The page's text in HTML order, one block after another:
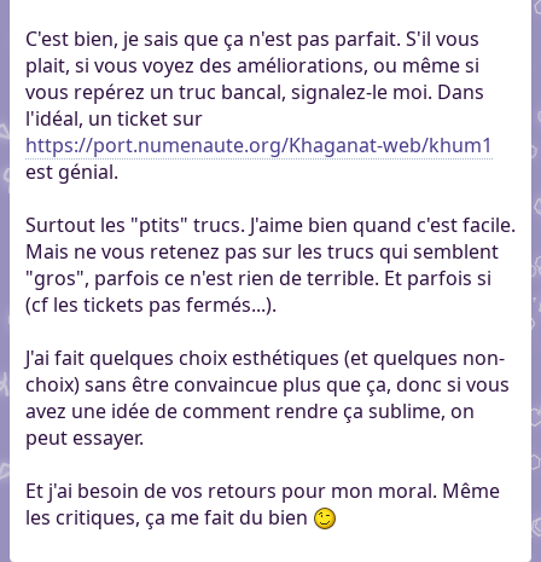
C'est bien, je sais que ça n'est pas parfait. S'il vous
plait, si vous voyez des améliorations, ou même si
vous repérez un truc bancal, signalez-le moi. Dans
l'idéal, un ticket sur
https://port.numenaute.org/Khaganat-web/khum1
est génial.
Surtout les "ptits" trucs. J'aime bien quand c'est facile.
Mais ne vous retenez pas sur les trucs qui semblent
"gros", parfois ce n'est rien de terrible. Et parfois si
(cf les tickets pas fermés...).
J'ai fait quelques choix esthétiques (et quelques non-
choix) sans être convaincue plus que ça, donc si vous
avez une idée de comment rendre ça sublime, on
peut essayer.
Et j'ai besoin de vos retours pour mon moral. Même
les critiques, ça me fait du bien